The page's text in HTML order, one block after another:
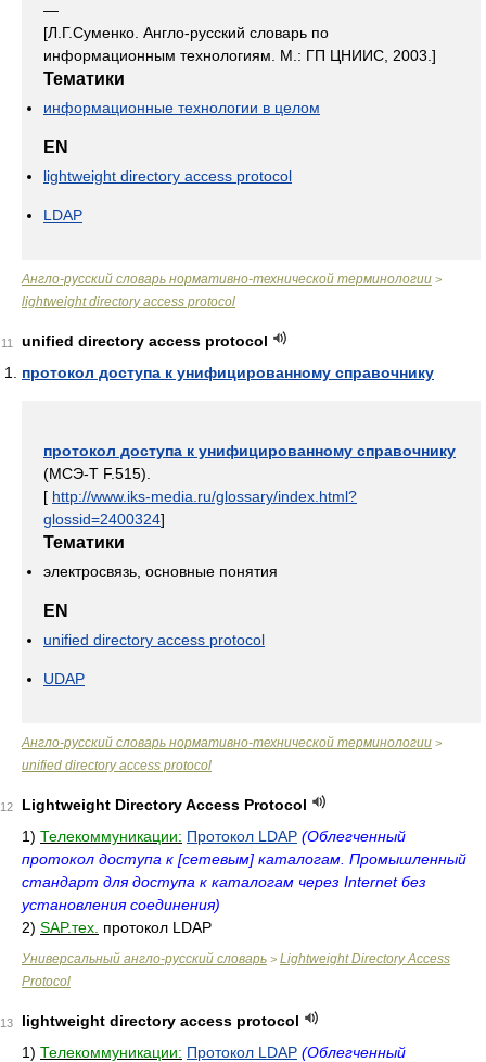
—
[Л.Г.Суменко. Англо-русский словарь по
информационным технологиям. М.: ГП ЦНИИС, 2003.]
Тематики
информационные технологии в целом
EN
lightweight directory access protocol
LDAP
Англо-русский словарь нормативно-технической терминологии >
lightweight directory access protocol
11
unified directory access protocol
протокол доступа к унифицированному справочнику
протокол доступа к унифицированному справочнику
(МСЭ-Т F.515).
[ http://www.iks-media.ru/glossary/index.html?
glossid=2400324]
Тематики
электросвязь, основные понятия
EN
unified directory access protocol
UDAP
Англо-русский словарь нормативно-технической терминологии >
unified directory access protocol
12
Lightweight Directory Access Protocol
1) Телекоммуникации: Протокол LDAP (Облегченный
протокол доступа к [сетевым] каталогам. Промышленный
стандарт для доступа к каталогам через Internet без
установления соединения)
2) SAP.тех. протокол LDAP
Универсальный англо-русский словарь > Lightweight Directory Access
Protocol
13
lightweight directory access protocol
1) Телекоммуникации: Протокол LDAP (Облегченный